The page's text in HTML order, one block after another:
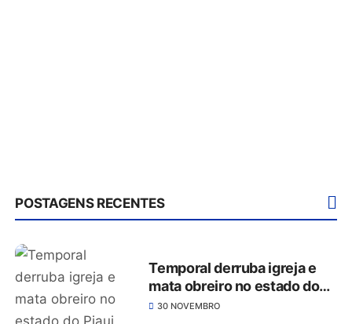
POSTAGENS RECENTES
Temporal derruba igreja e
mata obreiro no estado do
Piaui
30 NOVEMBRO